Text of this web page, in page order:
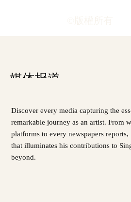
媒体报道
Discover every media capturing the
remarkable journey as an artist. From
platforms to every newspapers
that illuminates his contributions to
beyond.